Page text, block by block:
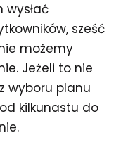
sześć
możemy
Jeżeli to nie
wyboru planu
kilkunastu do